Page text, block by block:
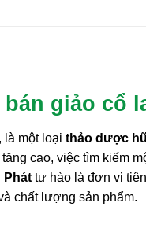
giảo cổ
là một loại thảo dược
cao, việc tìm kiếm
Phát tự hào là đơn vị
chất lượng sản phẩm.